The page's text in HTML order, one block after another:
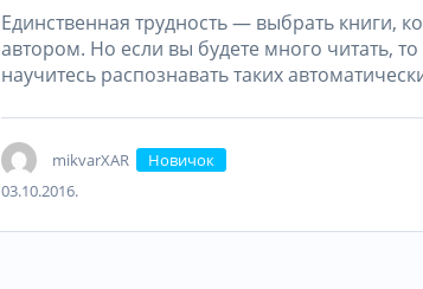
Единственная трудность — выбрать книги,
автором. Но если вы будете много читать,
научитесь распознавать таких
mikvarXAR
Новичок
03.10.2016.